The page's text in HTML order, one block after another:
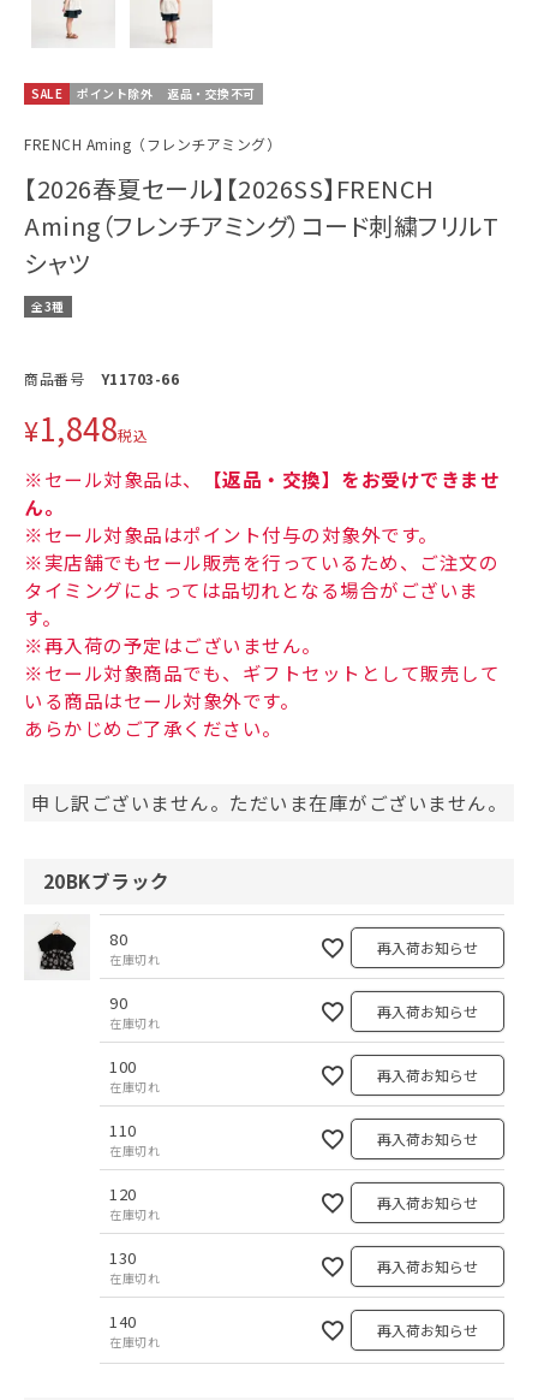
SALE ポイント除外 返品・交換不可
FRENCH Aming（フレンチアミング）
【2026春夏セール】【2026SS】FRENCH
Aming（フレンチアミング）コード刺繍フリルT
シャツ
全3種
商品番号 Y11703-66
¥1,848税込
※セール対象品は、
【返品・交換】をお受けできませ
ん。
※セール対象品はポイント付与の対象外です。
※実店舗でもセール販売を行っているため、ご注文の
タイミングによっては品切れとなる場合がございま
す。
※再入荷の予定はございません。
※セール対象商品でも、ギフトセットとして販売して
いる商品はセール対象外です。
あらかじめご了承ください。
申し訳ございません。ただいま在庫がございません。
20BKブラック
80
在庫切れ
再入荷お知らせ
90
在庫切れ
再入荷お知らせ
100
在庫切れ
再入荷お知らせ
110
在庫切れ
再入荷お知らせ
120
在庫切れ
再入荷お知らせ
130
在庫切れ
再入荷お知らせ
140
在庫切れ
再入荷お知らせ